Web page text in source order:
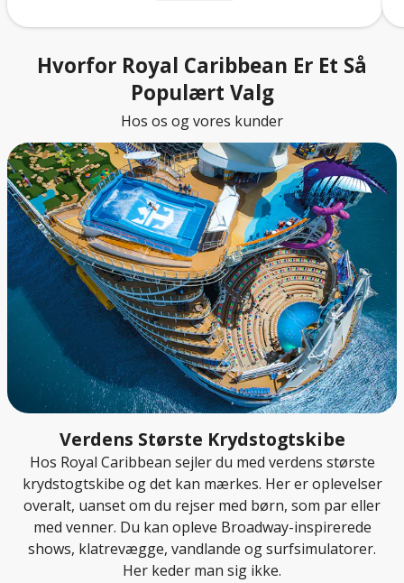
Hvorfor Royal Caribbean Er Et Så
Populært Valg
Hos os og vores kunder
Verdens Største Krydstogtskibe
Hos Royal Caribbean sejler du med verdens største
krydstogtskibe og det kan mærkes. Her er oplevelser
overalt, uanset om du rejser med børn, som par eller
med venner. Du kan opleve Broadway-inspirerede
shows, klatrevægge, vandlande og surfsimulatorer.
Her keder man sig ikke.